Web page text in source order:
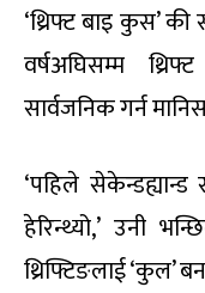
‘थ्रिफ्ट बाइ कुस’
वर्षअघिसम्म
सार्वजनिक गर्न
‘पहिले सेकेन्डह्यान्ड
हेरिन्थ्यो,’ उनी
थ्रिफ्टिङलाई ‘कुल’